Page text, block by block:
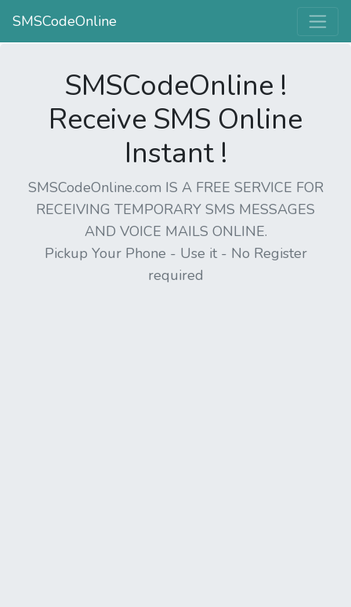
SMSCodeOnline
SMSCodeOnline !
Receive SMS Online
Instant !
SMSCodeOnline.com IS A FREE SERVICE FOR
RECEIVING TEMPORARY SMS MESSAGES
AND VOICE MAILS ONLINE.
Pickup Your Phone - Use it - No Register
required